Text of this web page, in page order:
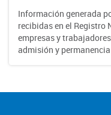
Información generada
recibidas en el Registro
empresas y
admisión y permanencia